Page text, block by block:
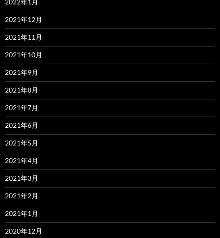
2022年1月
2021年12月
2021年11月
2021年10月
2021年9月
2021年8月
2021年7月
2021年6月
2021年5月
2021年4月
2021年3月
2021年2月
2021年1月
2020年12月